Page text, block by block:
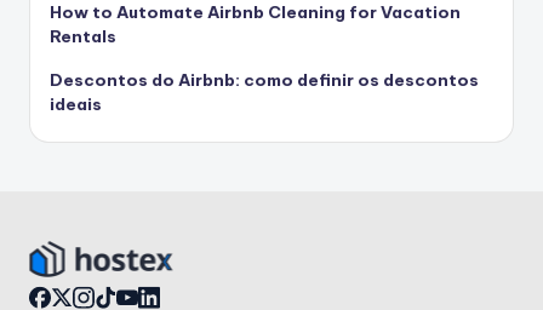
How to Automate Airbnb Cleaning for Vacation
Rentals
Descontos do Airbnb: como definir os descontos
ideais